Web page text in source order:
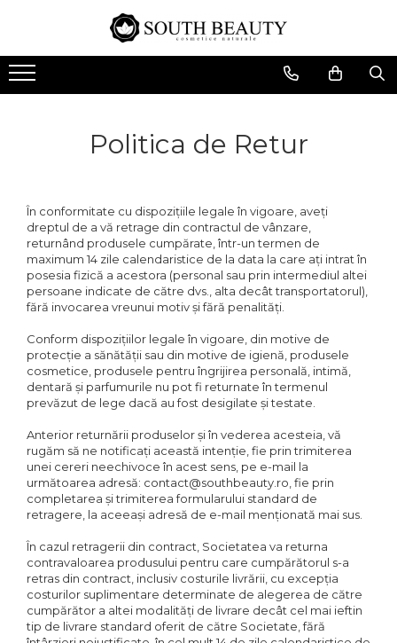
Sampoane
Cresterea Parului
Par Blond
Par Vopsit
Par Drept
Par Normal
Par Cret si Ondulat
Aprobat Curly Girl
Sampon Fara Sulfati
Balsam
Cresterea Parului
Par Blond
Par Vopsit
Par Drept
Par Normal
Par Cret si Ondulat
Aprobat Curly Girl
Styling
Activatoare de Bucle
Netezirea Parului
Par Normal
Protectie Termica
Varfuri Despicate
Masti de Par
Hidratare
Reconstructie
Par Uscat
Par Blond
Par Vopsit
Par Cret si Ondulat
Aprobat Curly Girl
Tratamente
Cresterea Parului
Tratament Scalp
Uleiuri
Make Up
Blush & Iluminator
Politica de Retur
În conformitate cu dispozițiile legale în vigoare, aveți
dreptul de a vă retrage din contractul de vânzare,
returnând produsele cumpărate, într-un termen de
maximum 14 zile calendaristice de la data la care ați intrat în
posesia fizică a acestora (personal sau prin intermediul altei
persoane indicate de către dvs., alta decât transportatorul),
fără invocarea vreunui motiv și fără penalități.
Conform dispozițiilor legale în vigoare, din motive de
protecție a sănătății sau din motive de igienă, produsele
cosmetice, produsele pentru îngrijirea personală, intimă,
dentară și parfumurile nu pot fi returnate în termenul
prevăzut de lege dacă au fost desigilate și testate.
Anterior returnării produselor și în vederea acesteia, vă
rugăm să ne notificați această intenție, fie prin trimiterea
unei cereri neechivoce în acest sens, pe e-mail la
următoarea adresă: contact@southbeauty.ro, fie prin
completarea și trimiterea formularului standard de
retragere, la aceeași adresă de e-mail menționată mai sus.
În cazul retragerii din contract, Societatea va returna
contravaloarea produsului pentru care cumpărătorul s-a
retras din contract, inclusiv costurile livrării, cu excepția
costurilor suplimentare determinate de alegerea de către
cumpărător a altei modalități de livrare decât cel mai ieftin
tip de livrare standard oferit de către Societate, fără